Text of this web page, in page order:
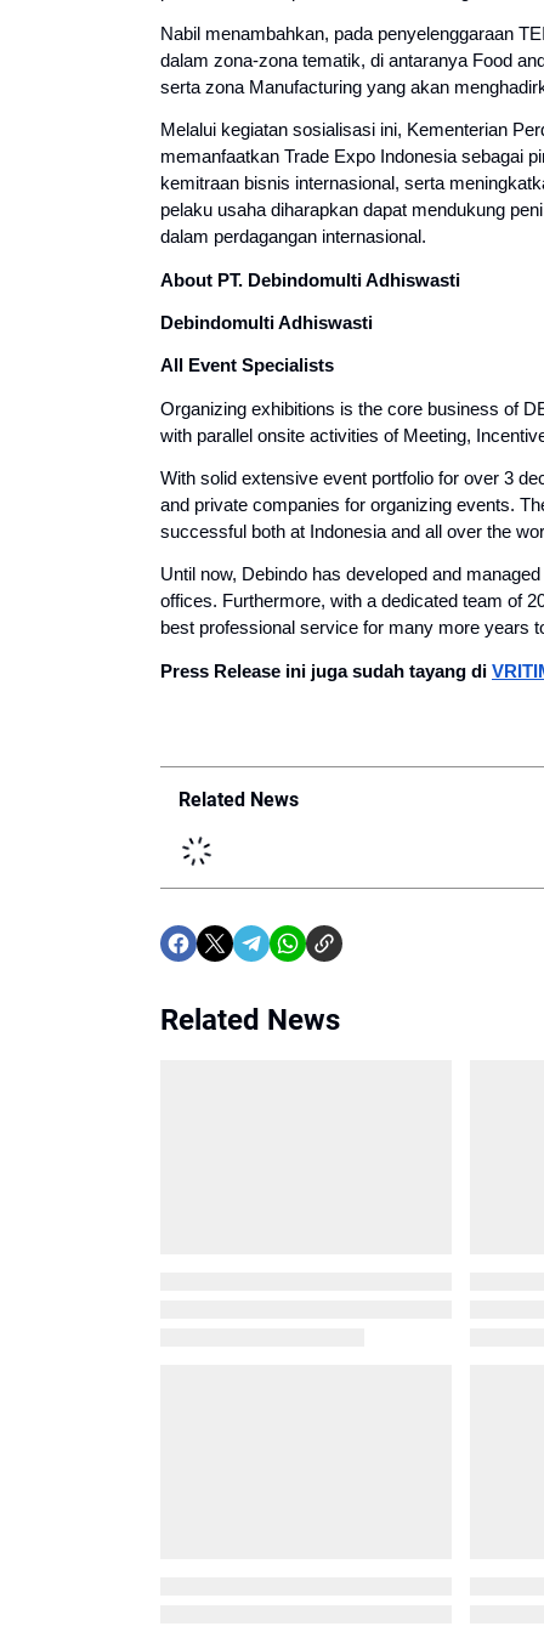
Nabil menambahkan, pada penyelenggaraan
dalam zona-zona tematik, di antaranya Food
serta zona Manufacturing yang akan
Melalui kegiatan sosialisasi ini, Kementerian
memanfaatkan Trade Expo Indonesia sebagai
kemitraan bisnis internasional, serta
pelaku usaha diharapkan dapat mendukung
dalam perdagangan internasional.
About PT. Debindomulti Adhiswasti
Debindomulti Adhiswasti
All Event Specialists
Organizing exhibitions is the core business of
with parallel onsite activities of Meeting,
With solid extensive event portfolio for over 3
and private companies for organizing events.
successful both at Indonesia and all over the
Until now, Debindo has developed and
offices. Furthermore, with a dedicated team of
best professional service for many more years
Press Release ini juga sudah tayang di
Related News
Related News